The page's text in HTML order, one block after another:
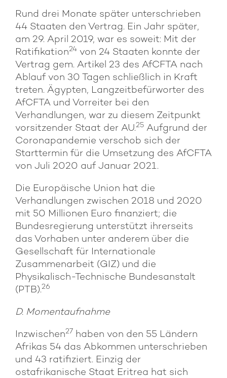
Rund drei Monate später unterschrieben
44 Staaten den Vertrag. Ein Jahr später,
am 29. April 2019, war es soweit: Mit der
Ratifikation24 von 24 Staaten konnte der
Vertrag gem. Artikel 23 des AfCFTA nach
Ablauf von 30 Tagen schließlich in Kraft
treten. Ägypten, Langzeitbefürworter des
AfCFTA und Vorreiter bei den
Verhandlungen, war zu diesem Zeitpunkt
vorsitzender Staat der AU.25 Aufgrund der
Coronapandemie verschob sich der
Starttermin für die Umsetzung des AfCFTA
von Juli 2020 auf Januar 2021.
Die Europäische Union hat die
Verhandlungen zwischen 2018 und 2020
mit 50 Millionen Euro finanziert; die
Bundesregierung unterstützt ihrerseits
das Vorhaben unter anderem über die
Gesellschaft für Internationale
Zusammenarbeit (GIZ) und die
Physikalisch-Technische Bundesanstalt
(PTB).26
D. Momentaufnahme
Inzwischen27 haben von den 55 Ländern
Afrikas 54 das Abkommen unterschrieben
und 43 ratifiziert. Einzig der
ostafrikanische Staat Eritrea hat sich